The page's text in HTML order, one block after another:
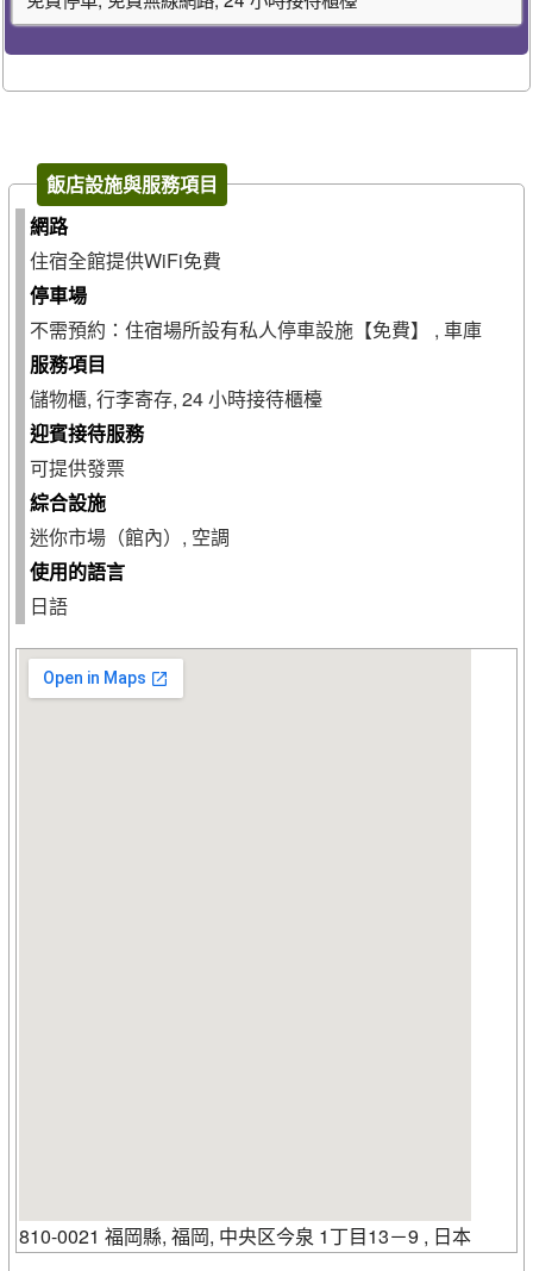
飯店設施與服務項目
網路
住宿全館提供WiFi免費
停車場
不需預約：住宿場所設有私人停車設施【免費】 , 車庫
服務項目
儲物櫃, 行李寄存, 24 小時接待櫃檯
迎賓接待服務
可提供發票
綜合設施
迷你市場（館內）, 空調
使用的語言
日語
810-0021 福岡縣, 福岡, 中央区今泉 1丁目13－9 , 日本